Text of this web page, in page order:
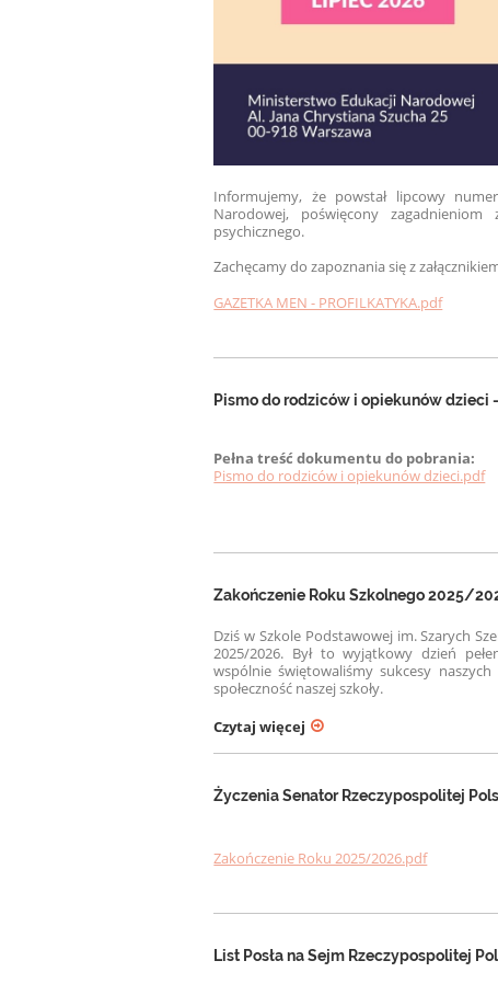
Informujemy, że powstał lipcowy
Narodowej, poświęcony
psychicznego.
Zachęcamy do zapoznania się z
GAZETKA MEN - PROFILKATYKA.pdf
Pismo do rodziców i opiekunów dzieci
Pełna treść dokumentu do pobrania:
Pismo do rodziców i opiekunów dzieci.pdf
Zakończenie Roku Szkolnego 2025/
Dziś w Szkole Podstawowej im. Szarych
2025/2026. Był to wyjątkowy dzień
wspólnie świętowaliśmy sukcesy
społeczność naszej szkoły.
Czytaj więcej
Życzenia Senator Rzeczypospolitej
Zakończenie Roku 2025/2026.pdf
List Posła na Sejm Rzeczypospolitej